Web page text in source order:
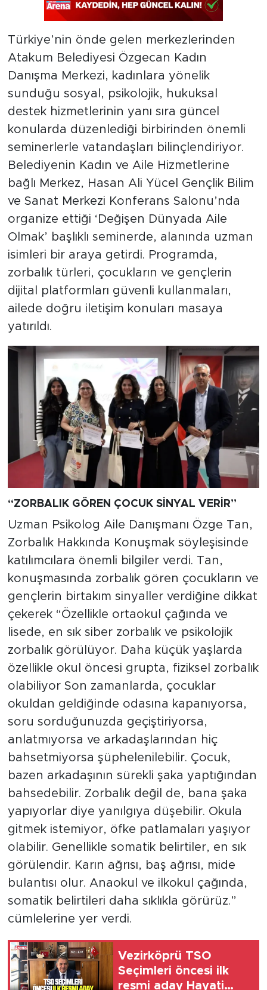
Türkiye’nin önde gelen merkezlerinden
Atakum Belediyesi Özgecan Kadın
Danışma Merkezi, kadınlara yönelik
sunduğu sosyal, psikolojik, hukuksal
destek hizmetlerinin yanı sıra güncel
konularda düzenlediği birbirinden önemli
seminerlerle vatandaşları bilinçlendiriyor.
Belediyenin Kadın ve Aile Hizmetlerine
bağlı Merkez, Hasan Ali Yücel Gençlik Bilim
ve Sanat Merkezi Konferans Salonu’nda
organize ettiği ‘Değişen Dünyada Aile
Olmak’ başlıklı seminerde, alanında uzman
isimleri bir araya getirdi. Programda,
zorbalık türleri, çocukların ve gençlerin
dijital platformları güvenli kullanmaları,
ailede doğru iletişim konuları masaya
yatırıldı.
“ZORBALIK GÖREN ÇOCUK SİNYAL VERİR”
Uzman Psikolog Aile Danışmanı Özge Tan,
Zorbalık Hakkında Konuşmak söyleşisinde
katılımcılara önemli bilgiler verdi. Tan,
konuşmasında zorbalık gören çocukların ve
gençlerin birtakım sinyaller verdiğine dikkat
çekerek “Özellikle ortaokul çağında ve
lisede, en sık siber zorbalık ve psikolojik
zorbalık görülüyor. Daha küçük yaşlarda
özellikle okul öncesi grupta, fiziksel zorbalık
olabiliyor Son zamanlarda, çocuklar
okuldan geldiğinde odasına kapanıyorsa,
soru sorduğunuzda geçiştiriyorsa,
anlatmıyorsa ve arkadaşlarından hiç
bahsetmiyorsa şüphelenilebilir. Çocuk,
bazen arkadaşının sürekli şaka yaptığından
bahsedebilir. Zorbalık değil de, bana şaka
yapıyorlar diye yanılgıya düşebilir. Okula
gitmek istemiyor, öfke patlamaları yaşıyor
olabilir. Genellikle somatik belirtiler, en sık
görülendir. Karın ağrısı, baş ağrısı, mide
bulantısı olur. Anaokul ve ilkokul çağında,
somatik belirtileri daha sıklıkla görürüz.”
cümlelerine yer verdi.
Vezirköprü TSO
Seçimleri öncesi ilk
resmi aday Hayati